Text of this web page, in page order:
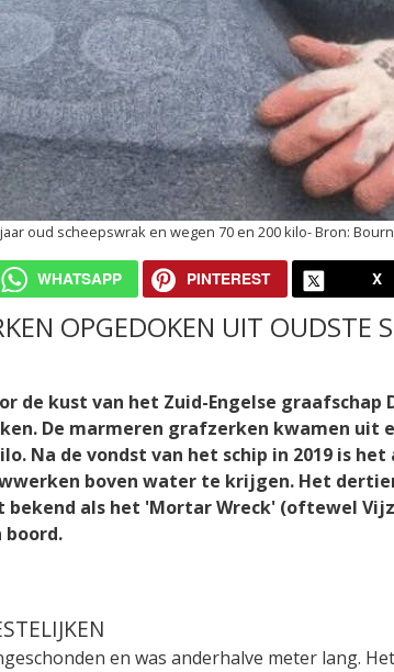
oud scheepswrak en wegen 70 en 200 kilo
WHATSAPP PINTEREST X
OPGEDOKEN UIT OUDSTE
de kust van het Zuid-Engelse graafschap
De marmeren grafzerken kwamen uit
Na de vondst van het schip in 2019 is
boven water te krijgen. Het
bekend als het 'Mortar Wreck' (oftewel
en was anderhalve meter lang.